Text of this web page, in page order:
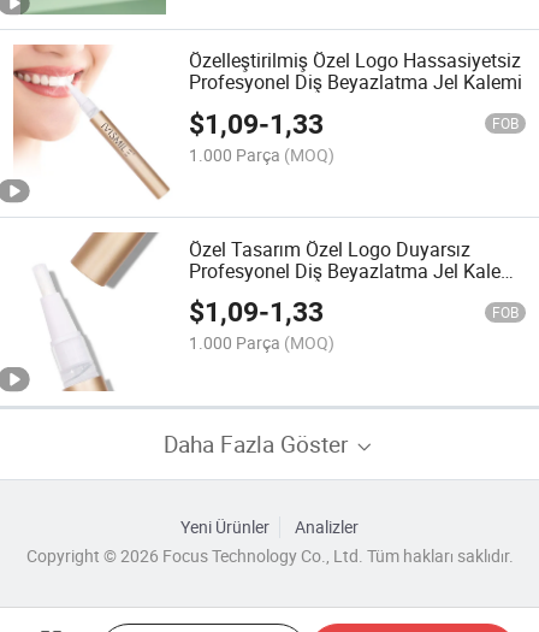
Özelleştirilmiş Özel Logo Hassasiyetsiz
Profesyonel Diş Beyazlatma Jel Kalemi
$1,09-1,33 FOB
1.000 Parça (MOQ)
Özel Tasarım Özel Logo Duyarsız
Profesyonel Diş Beyazlatma Jel Kalemi
Ev Kullanımı İçin
$1,09-1,33 FOB
1.000 Parça (MOQ)
Daha Fazla Göster
Yeni Ürünler
Analizler
Copyright © 2026 Focus Technology Co., Ltd. Tüm hakları saklıdır.